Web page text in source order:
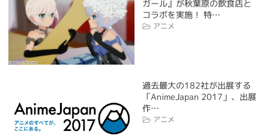
ガール』が秋葉原の飲食店と
コラボを実施！ 特…
アニメ
過去最大の182社が出展する
「AnimeJapan 2017」、出展
作…
アニメ